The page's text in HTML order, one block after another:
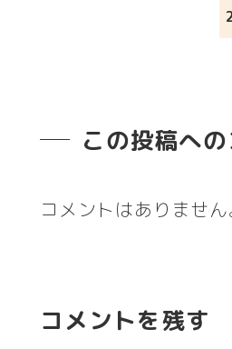
この投稿へ
コメントはありません
コメントを残す